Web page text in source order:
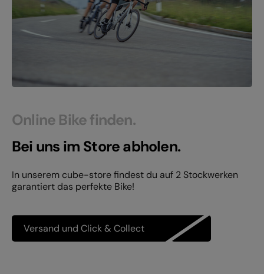
Online Bike finden.
Bei uns im Store abholen.
In unserem cube-store findest du auf 2 Stockwerken
garantiert das perfekte Bike!
Versand und Click & Collect